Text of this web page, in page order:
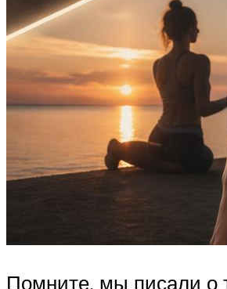
Помните, мы писали о